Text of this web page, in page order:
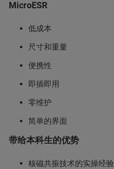
MicroESR
低成本
尺寸和重量
便携性
即插即用
零维护
简单的界面
带给本科生的优势
核磁共振技术的实操经验